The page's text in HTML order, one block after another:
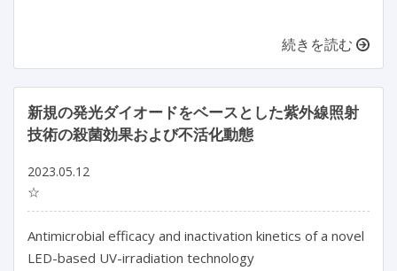
続きを読む
新規の発光ダイオードをベースとした紫外線照射
技術の殺菌効果および不活化動態
2023.05.12
☆
Antimicrobial efficacy and inactivation kinetics of a novel
LED-based UV-irradiation technology